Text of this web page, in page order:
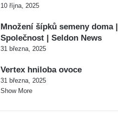
10 října, 2025
Množení šípků semeny doma |
Společnost | Seldon News
31 března, 2025
Vertex hniloba ovoce
31 března, 2025
Show More